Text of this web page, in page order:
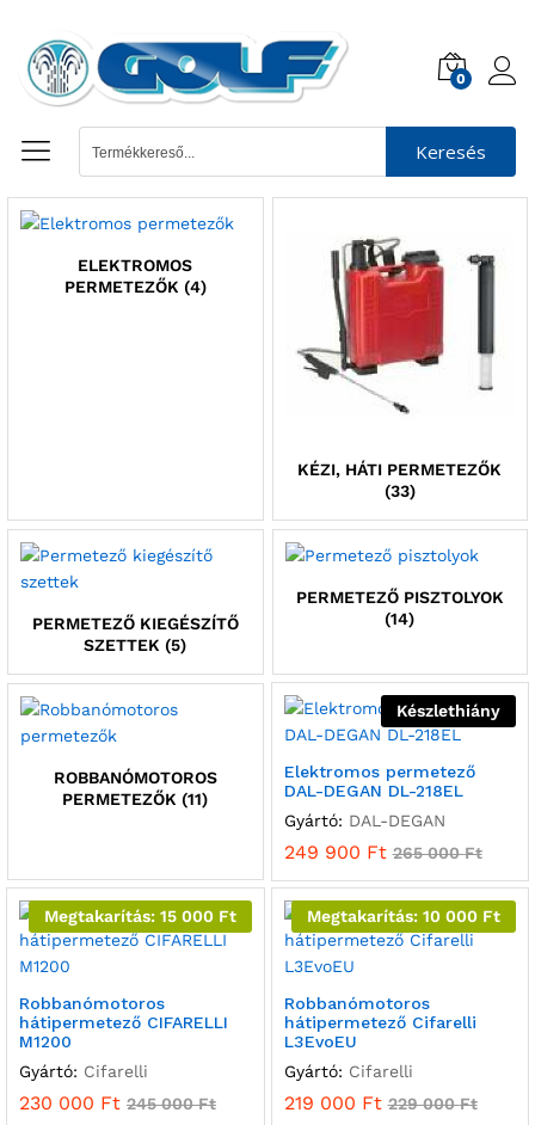
0
Keresés
ELEKTROMOS
PERMETEZŐK (4)
KÉZI, HÁTI PERMETEZŐK
(33)
PERMETEZŐ KIEGÉSZÍTŐ
SZETTEK (5)
PERMETEZŐ PISZTOLYOK
(14)
ROBBANÓMOTOROS
PERMETEZŐK (11)
Készlethiány
Elektromos permetező
DAL-DEGAN DL-218EL
Gyártó: DAL-DEGAN
249 900 Ft 265 000Ft
Megtakarítás: 15 000 Ft
Robbanómotoros
hátipermetező CIFARELLI
M1200
Gyártó: Cifarelli
230 000 Ft 245 000Ft
Megtakarítás: 10 000 Ft
Robbanómotoros
hátipermetező Cifarelli
L3EvoEU
Gyártó: Cifarelli
219 000 Ft 229 000Ft